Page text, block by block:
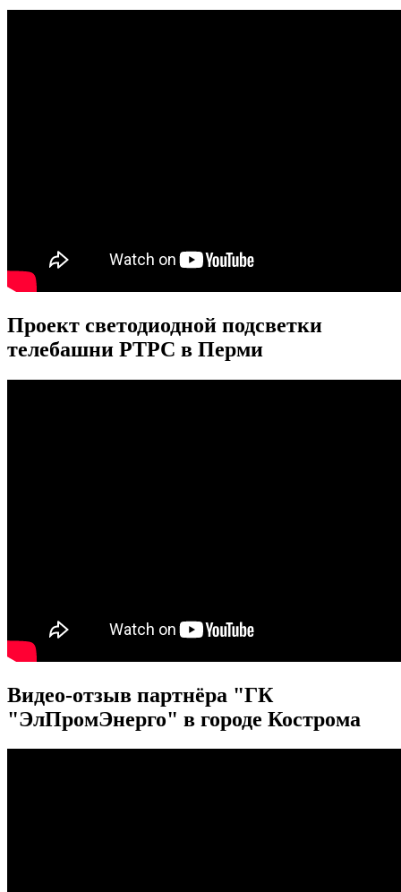
Проект светодиодной подсветки
телебашни РТРС в Перми
Видео-отзыв партнёра "ГК
"ЭлПромЭнерго" в городе Кострома